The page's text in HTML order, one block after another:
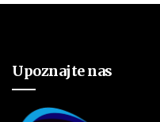
Upoznajte nas